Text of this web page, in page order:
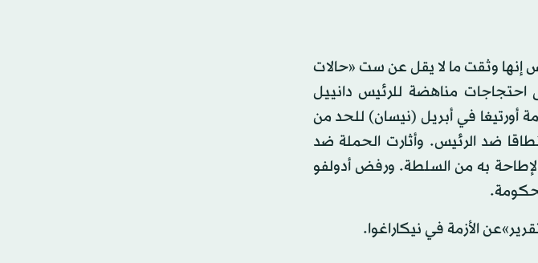
إنها وثقت ما لا يقل عن ست «حالات
احتجاجات مناهضة للرئيس دانييل
أورتيغا في أبريل (نيسان) للحد من
ضد الرئيس. وأثارت الحملة ضد
به من السلطة. ورفض أدولفو
الأزمة في نيكاراغوا.